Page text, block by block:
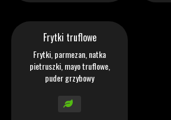
Frytki truflowe
Frytki, parmezan, natka
pietruszki, mayo truflowe,
puder grzybowy